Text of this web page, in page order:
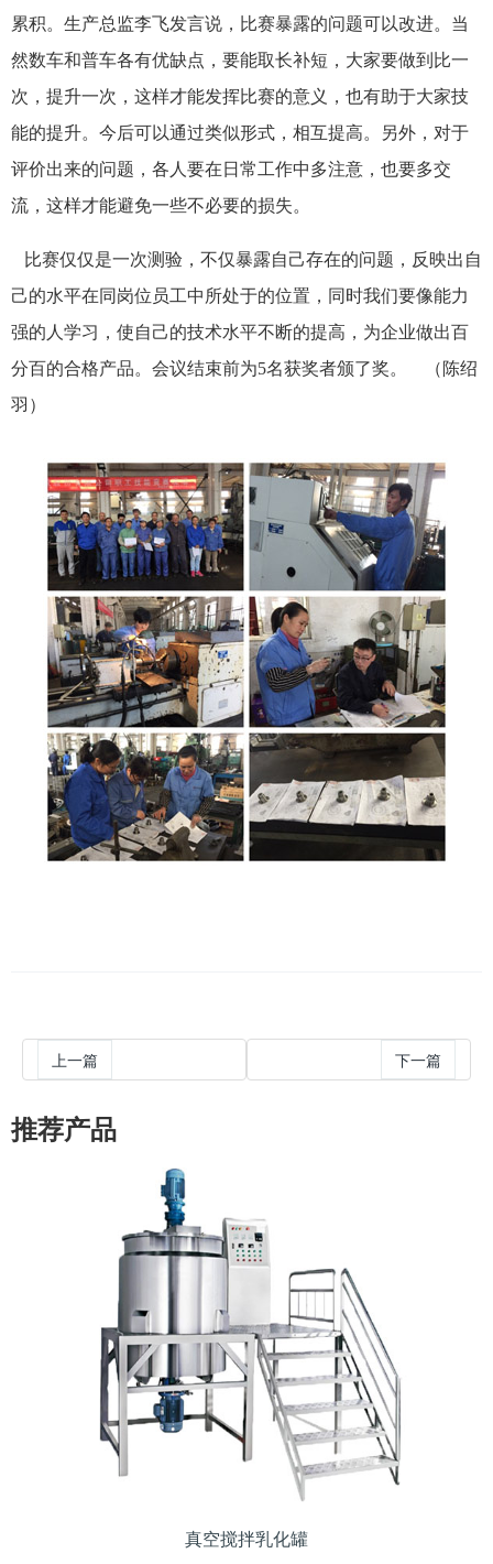
累积。生产总监李飞发言说，比赛暴露的问题可以改进。当
然数车和普车各有优缺点，要能取长补短，大家要做到比一
次，提升一次，这样才能发挥比赛的意义，也有助于大家技
能的提升。今后可以通过类似形式，相互提高。另外，对于
评价出来的问题，各人要在日常工作中多注意，也要多交
流，这样才能避免一些不必要的损失。
比赛仅仅是一次测验，不仅暴露自己存在的问题，反映出自
己的水平在同岗位员工中所处于的位置，同时我们要像能力
强的人学习，使自己的技术水平不断的提高，为企业做出百
分百的合格产品。会议结束前为5名获奖者颁了奖。 （陈绍
羽）
上一篇 下一篇
推荐产品
真空搅拌乳化罐